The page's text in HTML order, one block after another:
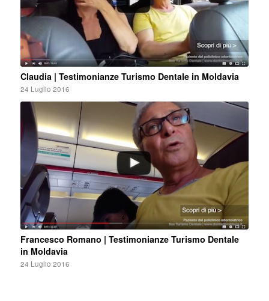
Claudia | Testimonianze Turismo Dentale in Moldavia
24 Luglio 2016
Francesco Romano | Testimonianze Turismo Dentale
in Moldavia
24 Luglio 2016